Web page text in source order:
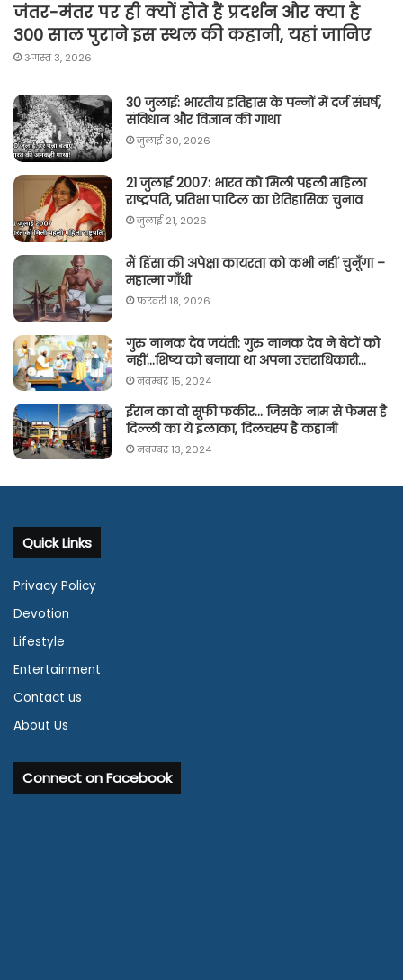
जंतर-मंतर पर ही क्यों होते हैं प्रदर्शन और क्या है
300 साल पुराने इस स्थल की कहानी, यहां जानिए
अगस्त 3, 2026
30 जुलाई: भारतीय इतिहास के पन्नों में दर्ज संघर्ष,
संविधान और विज्ञान की गाथा
जुलाई 30, 2026
21 जुलाई 2007: भारत को मिली पहली महिला
राष्ट्रपति, प्रतिभा पाटिल का ऐतिहासिक चुनाव
जुलाई 21, 2026
मैं हिंसा की अपेक्षा कायरता को कभी नहीं चुनूँगा –
महात्मा गाँधी
फ़रवरी 18, 2026
गुरु नानक देव जयंती: गुरु नानक देव ने बेटों को
नहीं…शिष्य को बनाया था अपना उत्तराधिकारी…
नवम्बर 15, 2024
ईरान का वो सूफी फकीर… जिसके नाम से फेमस है
दिल्ली का ये इलाका, दिलचस्प है कहानी
नवम्बर 13, 2024
Quick Links
Privacy Policy
Devotion
Lifestyle
Entertainment
Contact us
About Us
Connect on Facebook